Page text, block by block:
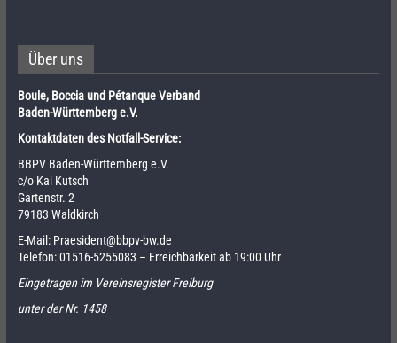
Über uns
Boule, Boccia und Pétanque Verband
Baden-Württemberg e.V.
Kontaktdaten des Notfall-Service:
BBPV Baden-Württemberg e.V.
c/o Kai Kutsch
Gartenstr. 2
79183 Waldkirch
E-Mail: Praesident@bbpv-bw.de
Telefon:01516-5255083 – Erreichbarkeit ab 19:00 Uhr
Eingetragen im Vereinsregister Freiburg
unter der Nr. 1458